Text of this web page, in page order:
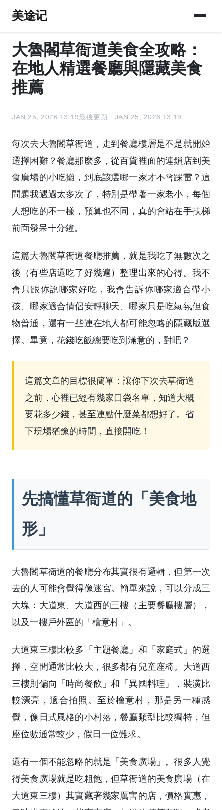
美途记
大魯閣草衙道美食全攻略：
在地人精選餐廳與隱藏美食
推薦
JAN 25, 2026 13:19最後更新：JAN 25, 2026 13:19
每次去大魯閣草衙道，走到餐廳樓層是不是就開始
選擇困難？餐廳那麼多，從百貨裡面的連鎖店到美
食廣場的小吃攤，到底該選哪一家才不會踩雷？這
問題我遇過太多次了，特別是帶著一家老小，每個
人想吃的不一樣，預算也不同，真的會站在手扶梯
前面發呆十分鐘。
這篇大魯閣草衙道餐廳推薦，就是我吃了無數次之
後（有些店還吃了好幾遍）整理出來的心得。我不
會只跟你說哪家好吃，我會告訴你哪家適合帶小
孩、哪家適合情侶安靜聊天、哪家只是吃氣氛但食
物普通，還有一些連在地人都可能忽略的隱藏版選
擇。畢竟，花錢吃飯總要吃到滿意的，對吧？
這篇文章的目標很簡單：讓你下次去草衙道
之前，心裡已經有幾家口袋名單，知道大概
要花多少錢，甚至連點什麼菜都想好了。省
下現場猶豫的時間，直接開吃！
先搞懂草衙道的「美食地
形」
大魯閣草衙道的餐廳分布其實很有邏輯，但第一次
去的人可能會覺得像迷宮。簡單來說，可以分成三
大塊：大道東、大道西的三樓（主要餐廳樓層），
以及一樓戶外區的「檜意村」。
大道東三樓比較多「主題餐廳」和「家庭式」的選
擇，空間通常比較大，很多都有兒童座椅。大道西
三樓則偏向「時尚餐飲」和「異國料理」，裝潢比
較漂亮，適合拍照。至於檜意村，那是另一種感
覺，像日式風格的小村落，餐廳類型比較獨特，但
座位數通常較少，假日一位難求。
還有一個不能忽略的就是「美食廣場」。很多人覺
得美食廣場就是吃粗飽，但草衙道的美食廣場（在
大道東三樓）其實藏著幾家厲害的店，價格實惠，